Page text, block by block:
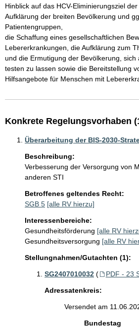
Hinblick auf das HCV-Eliminierungsziel
Aufklärung der breiten Bevölkerung und
Patientengruppen,
die Schaffung eines gesellschaftlichen
Lebererkrankungen, die Aufklärung zum
und die Ermutigung der Bevölkerung,
testen zu lassen sowie die Bereitstellung
Hilfsangebote für Menschen mit
Konkrete Regelungsvorhaben
Überarbeitung der BIS-2030-
Beschreibung:
Verbesserung der Versorgung von
anderen STI
Betroffenes geltendes Recht:
SGB 5 [alle RV hierzu]
Interessenbereiche:
Gesundheitsförderung [alle RV
Gesundheitsversorgung [alle RV
Stellungnahmen/Gutachten (1):
SG2407010032 ( PDF - 23
Adressatenkreis:
Versendet am
Bundestag